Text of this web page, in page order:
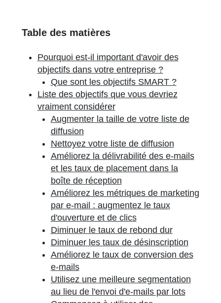
Table des matières
Pourquoi est-il important d'avoir des
objectifs dans votre entreprise ?
Que sont les objectifs SMART ?
Liste des objectifs que vous devriez
vraiment considérer
Augmenter la taille de votre liste de
diffusion
Nettoyez votre liste de diffusion
Améliorez la délivrabilité des e-mails
et les taux de placement dans la
boîte de réception
Améliorez les métriques de marketing
par e-mail : augmentez le taux
d'ouverture et de clics
Diminuer le taux de rebond dur
Diminuer les taux de désinscription
Améliorez le taux de conversion des
e-mails
Utilisez une meilleure segmentation
au lieu de l'envoi d'e-mails par lots